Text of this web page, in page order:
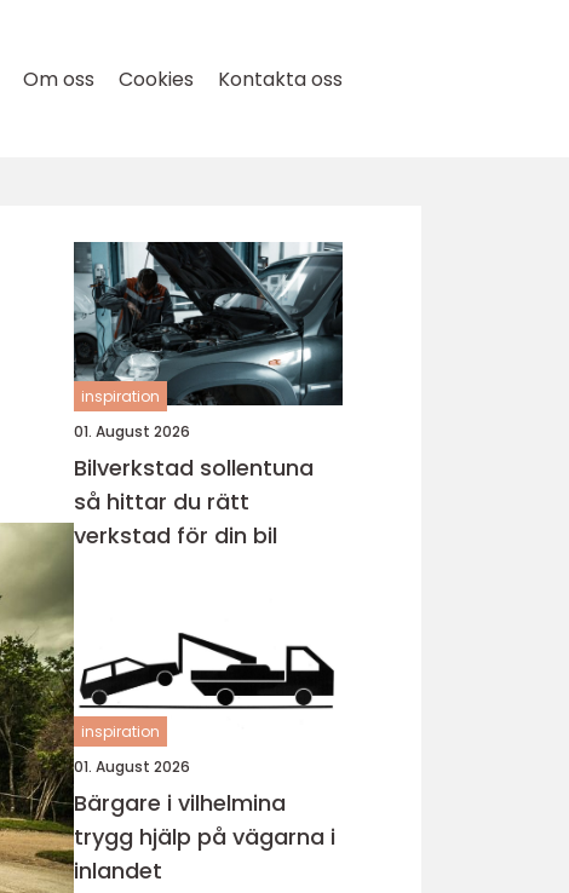
Om oss Cookies Kontakta oss
inspiration
01. August 2026
Bilverkstad sollentuna
så hittar du rätt
verkstad för din bil
inspiration
01. August 2026
Bärgare i vilhelmina
trygg hjälp på vägarna i
inlandet